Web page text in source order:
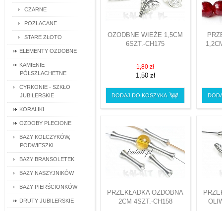
CZARNE
POZŁACANE
STARE ZŁOTO
ELEMENTY OZDOBNE
KAMIENIE
PÓŁSZLACHETNE
CYRKONIE - SZKŁO
JUBILERSKIE
KORALIKI
OZDOBY PLECIONE
BAZY KOLCZYKÓW,
PODWIESZKI
BAZY BRANSOLETEK
BAZY NASZYJNIKÓW
BAZY PIERŚCIONKÓW
DRUTY JUBILERSKIE
OZODBNE WIEŻE 1,5CM
6SZT.-CH175
1,80 zł
1,50 zł
DODAJ DO KOSZYKA
PRZEKŁADKA OZDOBNA
2CM 4SZT.-CH158